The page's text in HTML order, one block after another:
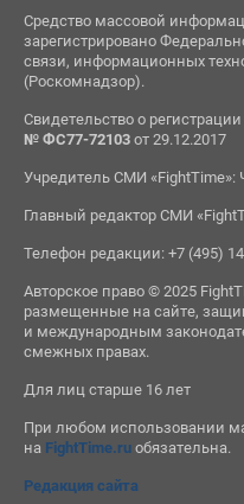
Средство массовой
зарегистрировано
связи, информационных
(Роскомнадзор).
Свидетельство о
№ ФС77-72103от 29.12.2017
Учредитель СМИ «FightTime»:
Главный редактор СМИ
Телефон редакции: +7 (495)
Авторское право © 2025
размещенные на сайте,
и международным
смежных правах.
Для лиц старше 16 лет
При любом использовании
на FightTime.ruобязательна.
Редакция сайта